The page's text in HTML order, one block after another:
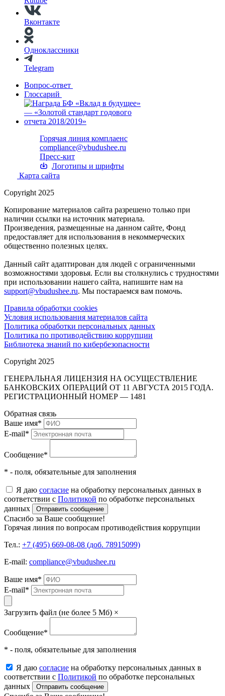
Вконтакте
Одноклассники
Telegram
Вопрос-ответ
Глоссарий
Горячая линия комплаенс
compliance@vbudushee.ru
Пресс-кит
Логотипы и шрифты
Карта сайта
Copyright 2025
Копирование материалов сайта разрешено только при
наличии ссылки на источник материала.
Произведения, размещенные на данном сайте, Фонд
предоставляет для использования в некоммерческих
общественно полезных целях.
Данный сайт адаптирован для людей с ограниченными
возможностями здоровья. Если вы столкнулись с трудностями
при использовании нашего сайта, напишите нам на
support@vbudushee.ru. Мы постараемся вам помочь.
Правила обработки cookies
Условия использования материалов сайта
Политика обработки персональных данных
Политика по противодействию коррупции
Библиотека знаний по кибербезопасности
Copyright 2025
ГЕНЕРАЛЬНАЯ ЛИЦЕНЗИЯ НА ОСУЩЕСТВЛЕНИЕ
БАНКОВСКИХ ОПЕРАЦИЙ ОТ 11 АВГУСТА 2015 ГОДА.
РЕГИСТРАЦИОННЫЙ НОМЕР — 1481
Обратная связь
Ваше имя*
E-mail*
Сообщение*
* - поля, обязательные для заполнения
Я даю согласие на обработку персональных данных в
соответствии с Политикой по обработке персональных
данных
Отправить сообщение
Спасибо за Ваше сообщение!
Горячая линия по вопросам противодействия коррупции
Тел.: +7 (495) 669-08-08 (доб. 78915099)
E-mail: compliance@vbudushee.ru
Ваше имя*
E-mail*
Загрузить файл (не более 5 Мб) ×
Сообщение*
* - поля, обязательные для заполнения
Я даю согласие на обработку персональных данных в
соответствии с Политикой по обработке персональных
данных
Отправить сообщение